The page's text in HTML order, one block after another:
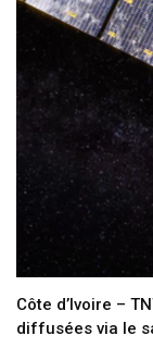
Côte d’Ivoire –
diffusées via le